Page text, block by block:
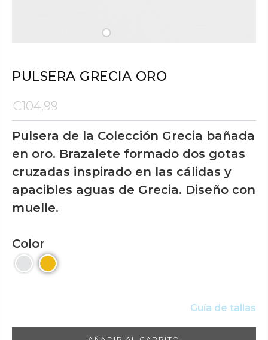
PULSERA GRECIA ORO
€104,99
Pulsera de la Colección Grecia bañada
en oro. Brazalete formado dos gotas
cruzadas inspirado en las cálidas y
apacibles aguas de Grecia. Diseño con
muelle.
Color
Guía de tallas